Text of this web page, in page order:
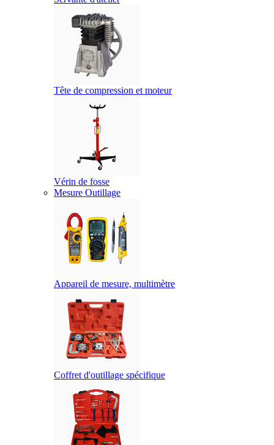
Tête de compression et moteur
Vérin de fosse
Mesure Outillage
Appareil de mesure, multimètre
Coffret d'outillage spécifique